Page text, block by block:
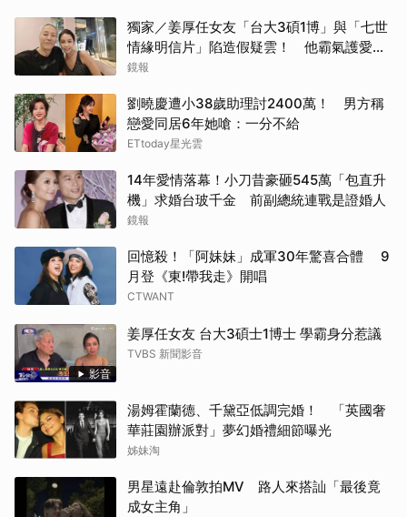
獨家／姜厚任女友「台大3碩1博」與「七世
情緣明信片」陷造假疑雲！ 他霸氣護愛：
她是文盲我也喜歡！
鏡報
劉曉慶遭小38歲助理討2400萬！ 男方稱
戀愛同居6年她嗆：一分不給
ETtoday星光雲
14年愛情落幕！小刀昔豪砸545萬「包直升
機」求婚台玻千金 前副總統連戰是證婚人
鏡報
回憶殺！「阿妹妹」成軍30年驚喜合體 9
月登《東!帶我走》開唱
CTWANT
影音
姜厚任女友 台大3碩士1博士 學霸身分惹議
TVBS 新聞影音
湯姆霍蘭德、千黛亞低調完婚！ 「英國奢
華莊園辦派對」夢幻婚禮細節曝光
姊妹淘
男星遠赴倫敦拍MV 路人來搭訕「最後竟
成女主角」